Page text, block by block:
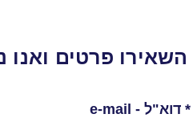
השאירו פרטים ואנו
e-mail - דוא"ל